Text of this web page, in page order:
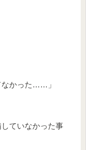
かった……」
ていなかった事